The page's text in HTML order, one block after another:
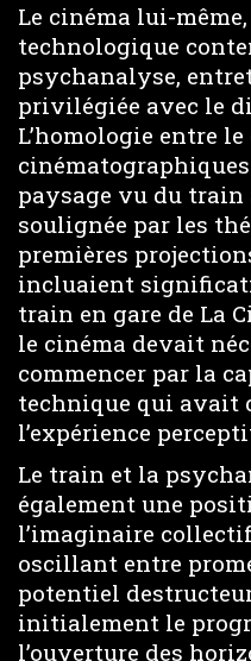
Le cinéma lui-
technologique
psychanalyse,
privilégiée avec le
L’homologie entre
paysage vu du train
soulignée par les
premières
incluaient
train en gare de La
le cinéma devait
commencer par la
technique qui avait
l’expérience
Le train et la
également une
l’imaginaire
oscillant entre
potentiel
initialement le
l’ouverture des